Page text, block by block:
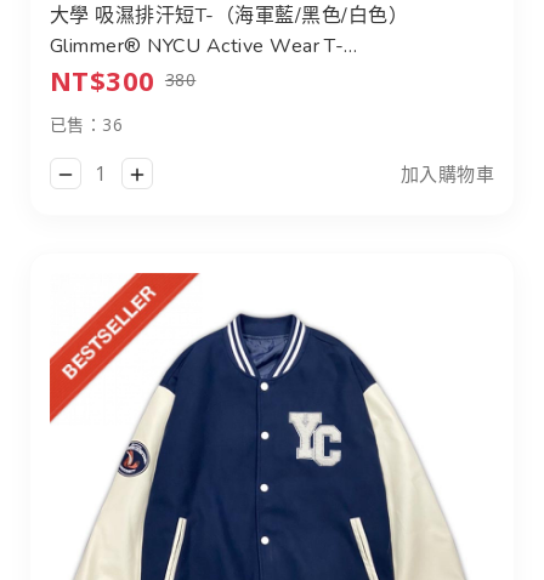
大學 吸濕排汗短T-（海軍藍/黑色/白色）
Glimmer® NYCU Active Wear T-
Shirt（Navy/Black/White）
NT$300 380
已售：36
加入購物車